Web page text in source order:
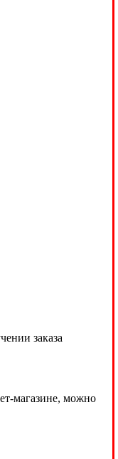
заказа
магазине, можно